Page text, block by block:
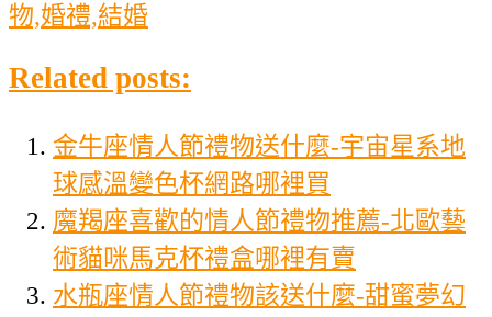
物,婚禮,結婚
Related posts:
金牛座情人節禮物送什麼-宇宙星系地
球感溫變色杯網路哪裡買
魔羯座喜歡的情人節禮物推薦-北歐藝
術貓咪馬克杯禮盒哪裡有賣
水瓶座情人節禮物該送什麼-甜蜜夢幻